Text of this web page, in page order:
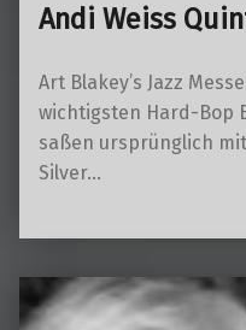
Andi Weiss
Art Blakey’s Jazz
wichtigsten Hard-Bop
saßen ursprünglich
Silver…